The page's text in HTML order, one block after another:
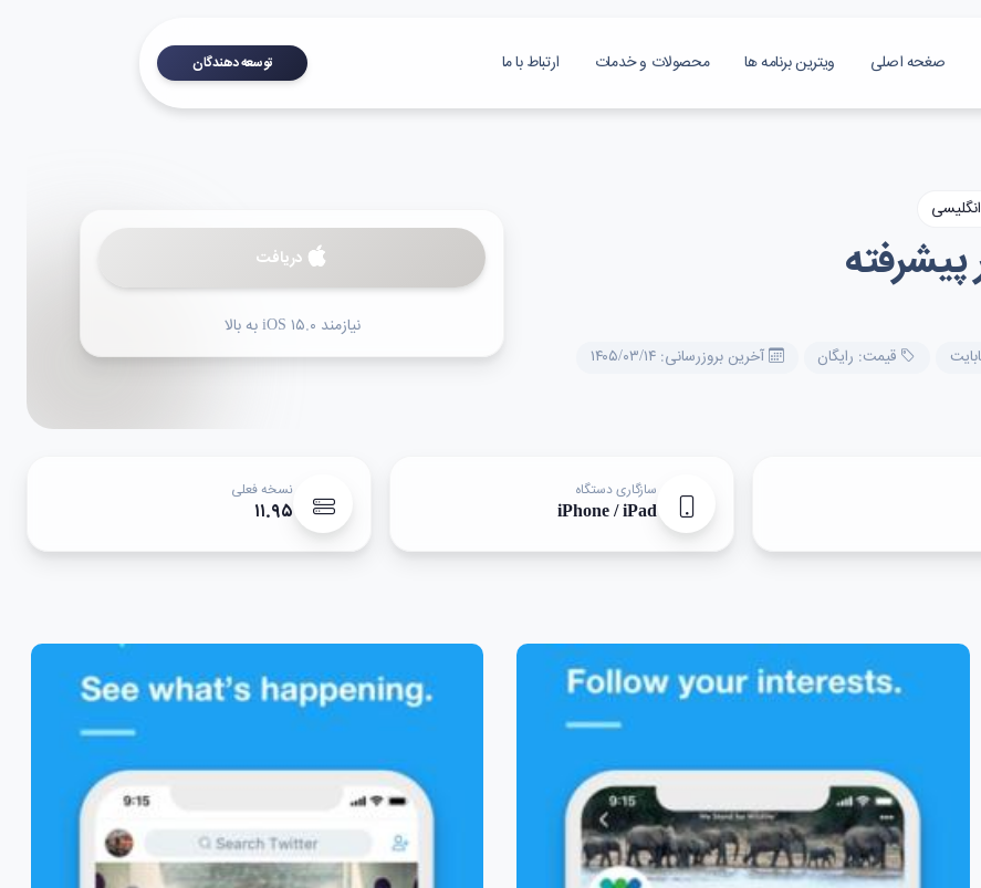
صغحه اصلی ویترین برنامه ها محصولات و خدمات ارتباط با ما توسعه دهندگان
انگلیسی
قیمت: رایگان آخرین بروزرسانی: ۱۴۰۵/۰۳/۱۴
دریافت
نیازمند iOS ۱۵.۰ به بالا
سازگاری دستگاه
iPhone / iPad
نسخه فعلی
۱۱.۹۵